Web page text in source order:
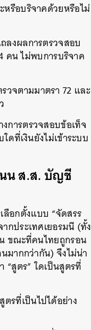
รือบริจาคด้วยหรือไม่
ลงผลการตรวจสอบ
คน ไม่พบการบริจาค
วจตามมาตรา 72 และ
การตรวจสอบข้อเท็จ
ที่เงินยังไม่เข้าระบบ
น ส.ส. บัญชี
ลือกตั้งแบบ “จัดสรร
กประเทศเยอรมนี (ทั้ง
ขณะที่คนไทยถูกรอน
มากกว่ากัน) จึงไม่น่า
สูตร” ใดเป็นสูตรที่
ตรที่เป็นไปได้อย่าง